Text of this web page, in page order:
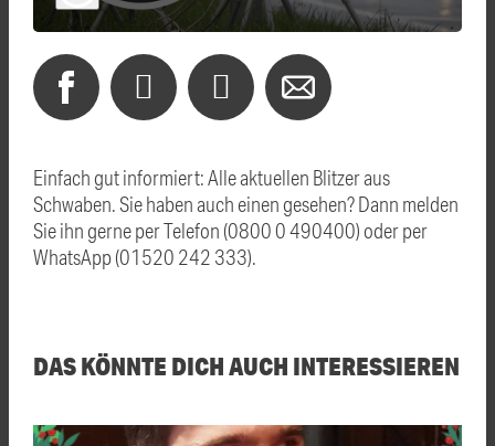
Einfach gut informiert: Alle aktuellen Blitzer aus
Schwaben. Sie haben auch einen gesehen? Dann melden
Sie ihn gerne per Telefon (0800 0 490400) oder per
WhatsApp (01520 242 333).
DAS KÖNNTE DICH AUCH INTERESSIEREN